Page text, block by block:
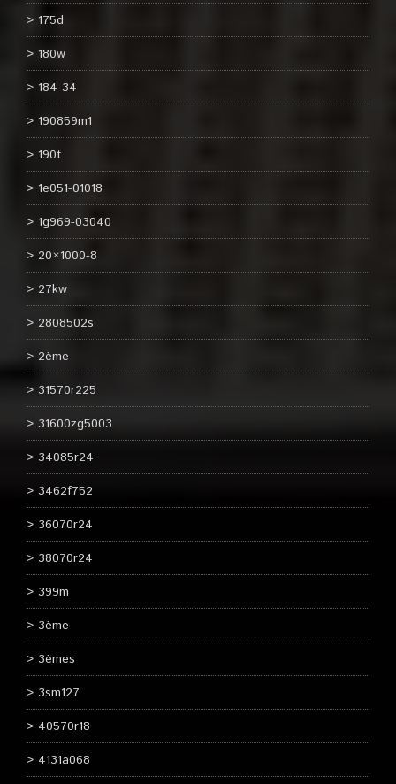
175d
180w
184-34
190859m1
190t
1e051-01018
1g969-03040
20×1000-8
27kw
2808502s
2ème
31570r225
31600zg5003
34085r24
3462f752
36070r24
38070r24
399m
3ème
3èmes
3sm127
40570r18
4131a068